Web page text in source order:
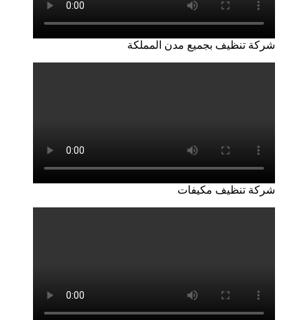
شركة تنظيف بجميع مدن المملكة
شركة تنظيف مكيفات